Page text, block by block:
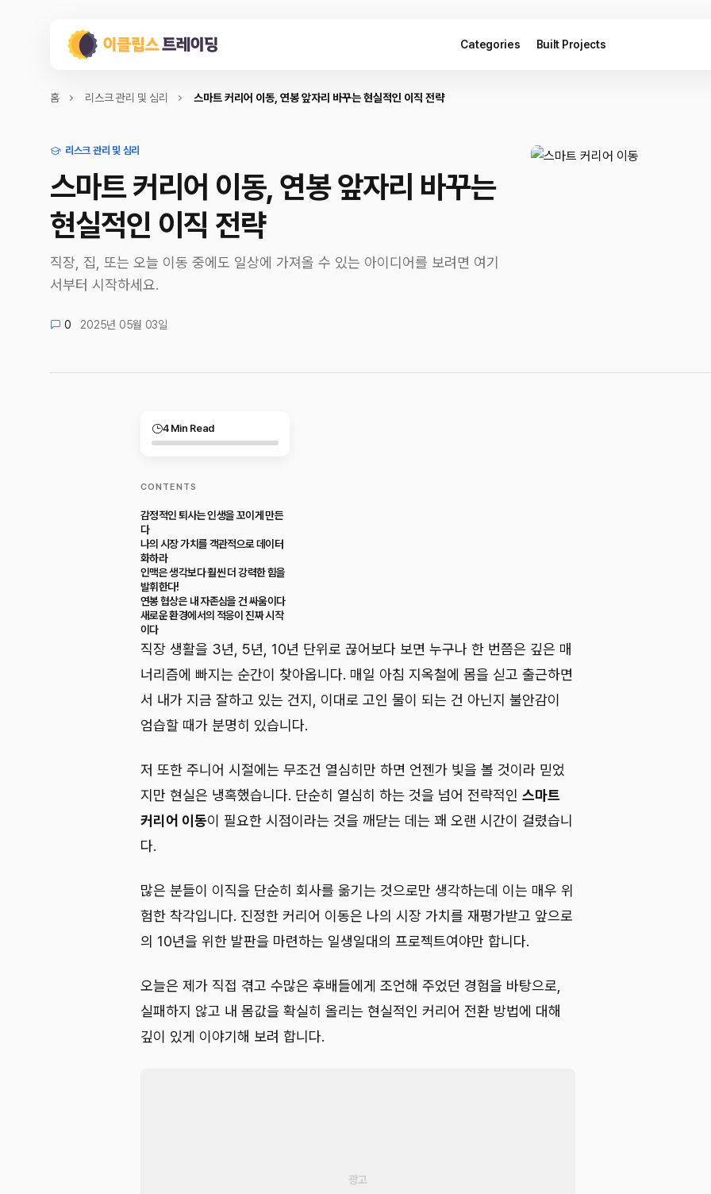
Categories Built Projects
홈 리스크 관리 및 심리 스마트 커리어 이동, 연봉 앞자리 바꾸는 현실적인 이직 전략
리스크 관리 및 심리
스마트 커리어 이동, 연봉 앞자리 바꾸는
현실적인 이직 전략
직장, 집, 또는 오늘 이동 중에도 일상에 가져올 수 있는 아이디어를 보려면 여기
서부터 시작하세요.
0 2025년 05월 03일
4 Min Read
CONTENTS
감정적인 퇴사는 인생을 꼬이게 만든
다
나의 시장 가치를 객관적으로 데이터
화하라
인맥은 생각보다 훨씬 더 강력한 힘을
발휘한다!
연봉 협상은 내 자존심을 건 싸움이다
새로운 환경에서의 적응이 진짜 시작
이다
직장 생활을 3년, 5년, 10년 단위로 끊어보다 보면 누구나 한 번쯤은 깊은 매
너리즘에 빠지는 순간이 찾아옵니다. 매일 아침 지옥철에 몸을 싣고 출근하면
서 내가 지금 잘하고 있는 건지, 이대로 고인 물이 되는 건 아닌지 불안감이
엄습할 때가 분명히 있습니다.
저 또한 주니어 시절에는 무조건 열심히만 하면 언젠가 빛을 볼 것이라 믿었
지만 현실은 냉혹했습니다. 단순히 열심히 하는 것을 넘어 전략적인 스마트
커리어 이동이 필요한 시점이라는 것을 깨닫는 데는 꽤 오랜 시간이 걸렸습니
다.
많은 분들이 이직을 단순히 회사를 옮기는 것으로만 생각하는데 이는 매우 위
험한 착각입니다. 진정한 커리어 이동은 나의 시장 가치를 재평가받고 앞으로
의 10년을 위한 발판을 마련하는 일생일대의 프로젝트여야만 합니다.
오늘은 제가 직접 겪고 수많은 후배들에게 조언해 주었던 경험을 바탕으로,
실패하지 않고 내 몸값을 확실히 올리는 현실적인 커리어 전환 방법에 대해
깊이 있게 이야기해 보려 합니다.